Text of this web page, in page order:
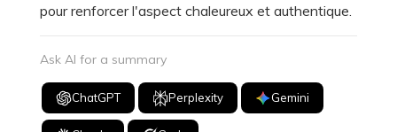
pour renforcer l'aspect chaleureux et authentique.
Ask AI for a summary
ChatGPT Perplexity Gemini